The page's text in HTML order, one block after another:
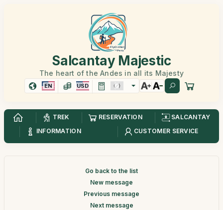
Salcantay Majestic
The heart of the Andes in all its Majesty
EN USD
TREK RESERVATION
SALCANTAY
INFORMATION
CUSTOMER SERVICE
Go back to the list
New message
Previous message
Next message